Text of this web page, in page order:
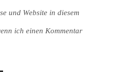
und Website in diesem
ich einen Kommentar